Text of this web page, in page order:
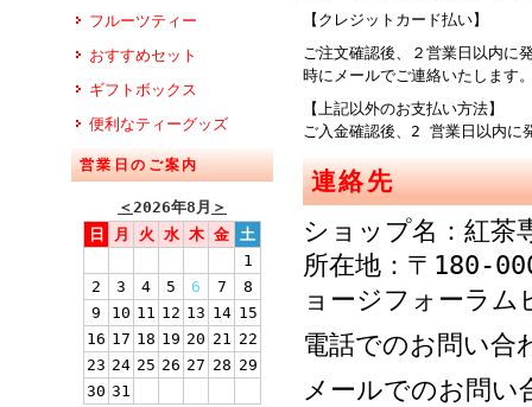
フルーツティー
おすすめセット
ギフトボックス
便利なティーグッズ
営業日のご案内
＜2026年8月 ＞
日
月 火 水 木 金 土
1
2
3 4 5 6 7
8
9
10 11 12 13 14 15
16 17 18 19 20 21 22
23 24 25 26 27 28 29
30 31
【クレジットカード払い】
ご注文確認後、２営業日以内に
時にメールでご連絡
【上記以外のお支払い方法】
ご入金確認後、2 営業日以内に
連絡先
ショップ名：紅
所在地：〒180-
ョージフォーラム
電話でのお問い
メールでのお問い